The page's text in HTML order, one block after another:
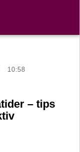
10:58
– tips